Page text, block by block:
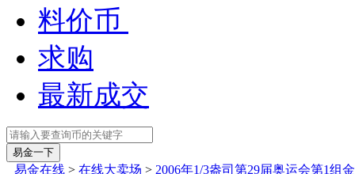
料价币
求购
最新成交
易金在线 > 在线大卖场 > 2006年1/3盎司第29届奥运会第1组